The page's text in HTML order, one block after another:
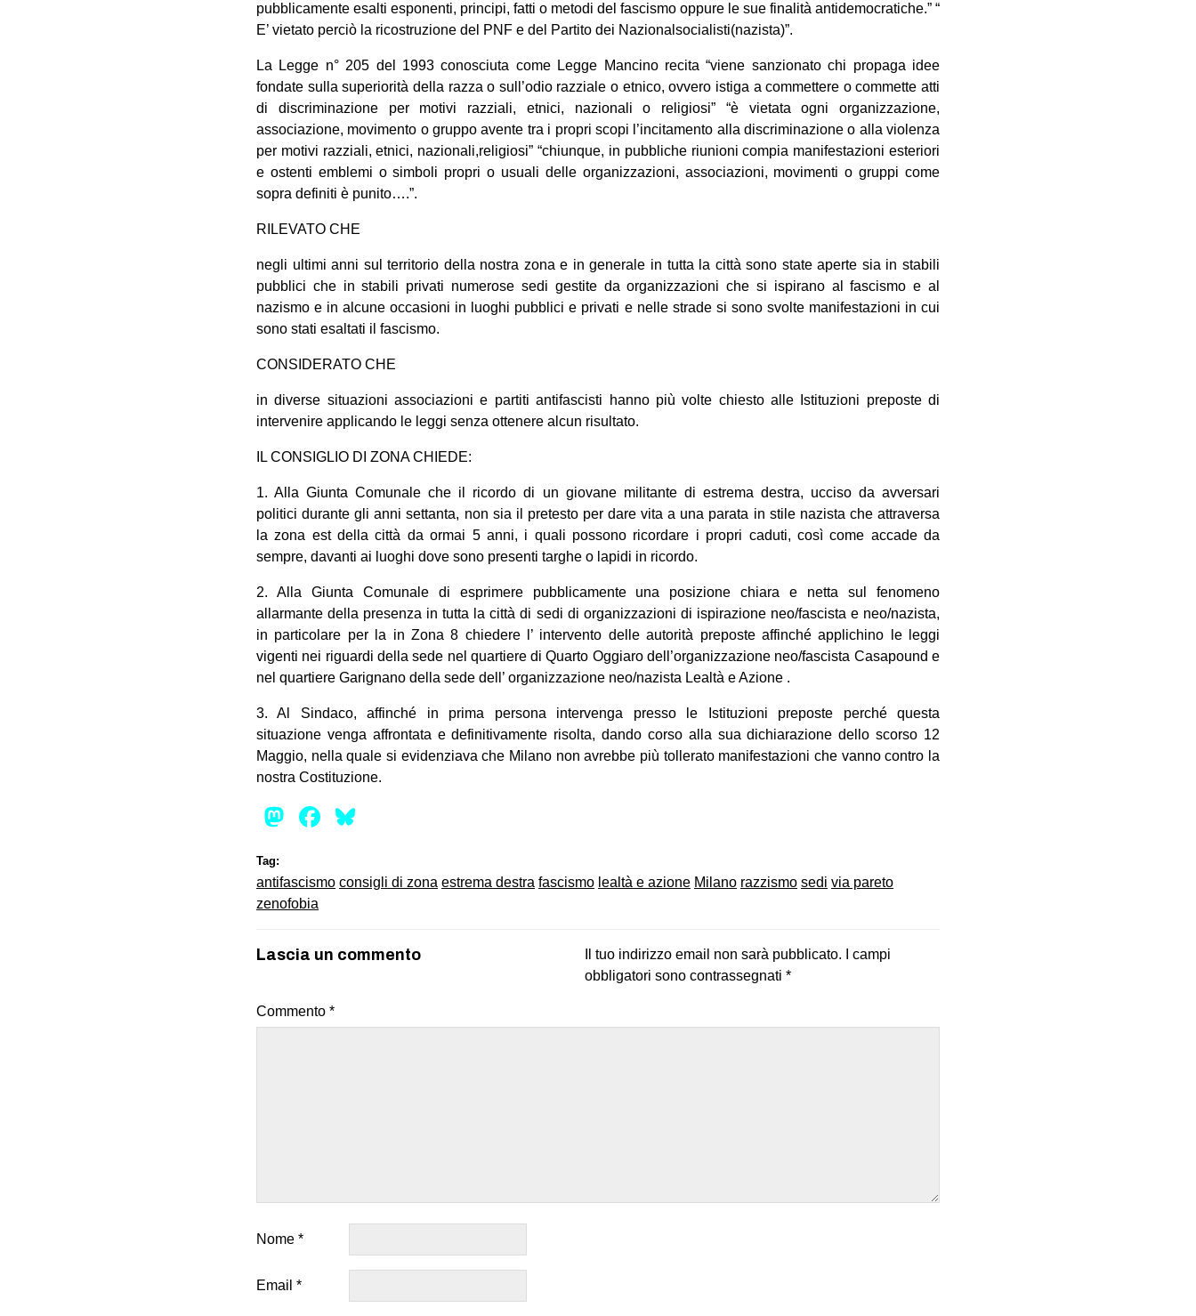
pubblicamente esalti esponenti, principi, fatti o metodi del fascismo oppure le sue finalità antidemocratiche.” “
E’ vietato perciò la ricostruzione del PNF e del Partito dei Nazionalsocialisti(nazista)”.
La Legge n° 205 del 1993 conosciuta come Legge Mancino recita “viene sanzionato chi propaga idee
fondate sulla superiorità della razza o sull’odio razziale o etnico, ovvero istiga a commettere o commette atti
di discriminazione per motivi razziali, etnici, nazionali o religiosi” “è vietata ogni organizzazione,
associazione, movimento o gruppo avente tra i propri scopi l’incitamento alla discriminazione o alla violenza
per motivi razziali, etnici, nazionali,religiosi” “chiunque, in pubbliche riunioni compia manifestazioni esteriori
e ostenti emblemi o simboli propri o usuali delle organizzazioni, associazioni, movimenti o gruppi come
sopra definiti è punito….”.
RILEVATO CHE
negli ultimi anni sul territorio della nostra zona e in generale in tutta la città sono state aperte sia in stabili
pubblici che in stabili privati numerose sedi gestite da organizzazioni che si ispirano al fascismo e al
nazismo e in alcune occasioni in luoghi pubblici e privati e nelle strade si sono svolte manifestazioni in cui
sono stati esaltati il fascismo.
CONSIDERATO CHE
in diverse situazioni associazioni e partiti antifascisti hanno più volte chiesto alle Istituzioni preposte di
intervenire applicando le leggi senza ottenere alcun risultato.
IL CONSIGLIO DI ZONA CHIEDE:
1. Alla Giunta Comunale che il ricordo di un giovane militante di estrema destra, ucciso da avversari
politici durante gli anni settanta, non sia il pretesto per dare vita a una parata in stile nazista che attraversa
la zona est della città da ormai 5 anni, i quali possono ricordare i propri caduti, così come accade da
sempre, davanti ai luoghi dove sono presenti targhe o lapidi in ricordo.
2. Alla Giunta Comunale di esprimere pubblicamente una posizione chiara e netta sul fenomeno
allarmante della presenza in tutta la città di sedi di organizzazioni di ispirazione neo/fascista e neo/nazista,
in particolare per la in Zona 8 chiedere l’ intervento delle autorità preposte affinché applichino le leggi
vigenti nei riguardi della sede nel quartiere di Quarto Oggiaro dell’organizzazione neo/fascista Casapound e
nel quartiere Garignano della sede dell’ organizzazione neo/nazista Lealtà e Azione .
3. Al Sindaco, affinché in prima persona intervenga presso le Istituzioni preposte perché questa
situazione venga affrontata e definitivamente risolta, dando corso alla sua dichiarazione dello scorso 12
Maggio, nella quale si evidenziava che Milano non avrebbe più tollerato manifestazioni che vanno contro la
nostra Costituzione.
Mastodon
Facebook
Tag:
antifascismo consigli di zona estrema destra fascismo lealtà e azione Milano razzismo sedi via pareto
zenofobia
Lascia un commento Il tuo indirizzo email non sarà pubblicato.
I campi
obbligatori sono contrassegnati *
Commento *
Nome *
Email *